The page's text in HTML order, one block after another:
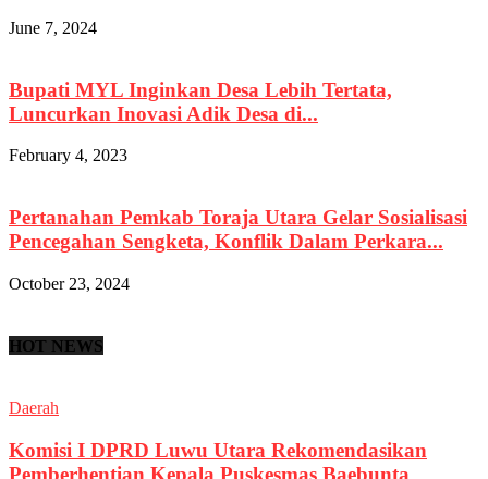
June 7, 2024
Bupati MYL Inginkan Desa Lebih Tertata,
Luncurkan Inovasi Adik Desa di...
February 4, 2023
Pertanahan Pemkab Toraja Utara Gelar Sosialisasi
Pencegahan Sengketa, Konflik Dalam Perkara...
October 23, 2024
HOT NEWS
Daerah
Komisi I DPRD Luwu Utara Rekomendasikan
Pemberhentian Kepala Puskesmas Baebunta